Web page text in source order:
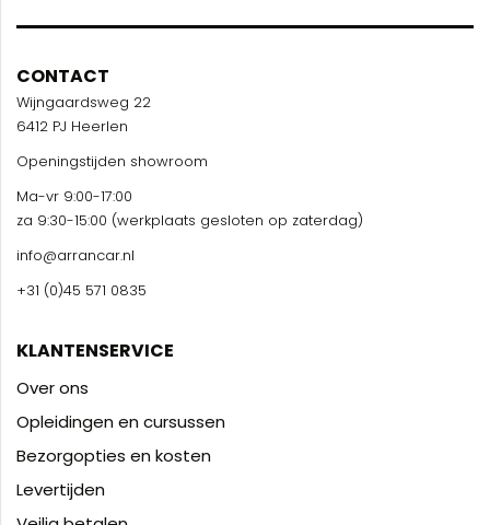
CONTACT
Wijngaardsweg 22
6412 PJ Heerlen
Openingstijden showroom
Ma-vr 9:00-17:00
za 9:30-15:00 (werkplaats gesloten op zaterdag)
info@arrancar.nl
+31 (0)45 571 0835
KLANTENSERVICE
Over ons
Opleidingen en cursussen
Bezorgopties en kosten
Levertijden